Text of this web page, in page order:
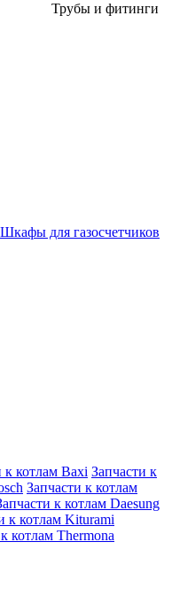
Трубы и фитинги
Шкафы для газосчетчиков
к котлам Baxi Запчасти к
Запчасти к котлам
к котлам Daesung
к котлам Kiturami
котлам Thermona